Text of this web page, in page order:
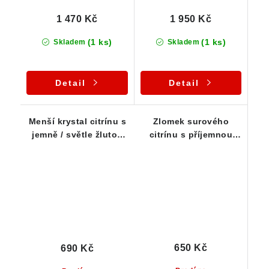
Skladem (1 ks)
1 470 Kč
Detail
Skladem (1 ks)
1 950 Kč
Detail
Menší krystal citrínu s
jemně / světle žlutou
690 Kč
Zlomek surového
citrínu s příjemnou
650 Kč